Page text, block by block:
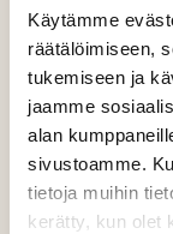
Käytämme
räätälöimiseen,
tukemiseen ja
jaamme
alan
sivustoamme.
tietoja muihin
kerätty, kun olet